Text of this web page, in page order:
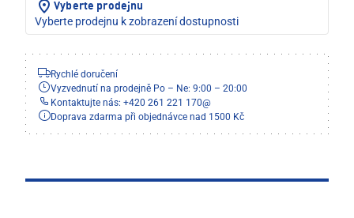
Vyberte prodejnu
Vyberte prodejnu k zobrazení dostupnosti
Rychlé doručení
Vyzvednutí na prodejně Po – Ne: 9:00 – 20:00
Kontaktujte nás: +420 261 221 170@
Doprava zdarma při objednávce nad 1500 Kč